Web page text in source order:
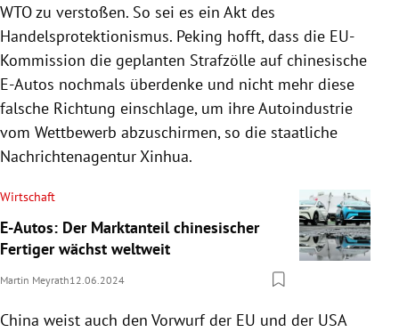
WTO zu verstoßen. So sei es ein Akt des
Handelsprotektionismus. Peking hofft, dass die EU-
Kommission die geplanten Strafzölle auf chinesische
E-Autos nochmals überdenke und nicht mehr diese
falsche Richtung einschlage, um ihre Autoindustrie
vom Wettbewerb abzuschirmen, so die staatliche
Nachrichtenagentur Xinhua.
Wirtschaft
E-Autos: Der Marktanteil chinesischer
Fertiger wächst weltweit
Martin Meyrath12.06.2024
China weist auch den Vorwurf der EU und der USA